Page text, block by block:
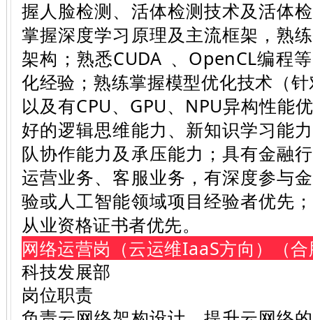
握人脸检测、活体检测技术及活体
掌握深度学习原理及主流框架，熟
架构；熟悉CUDA 、OpenCL编程
化经验；熟练掌握模型优化技术（
以及有CPU、GPU、NPU异构性能
好的逻辑思维能力、新知识学习能
队协作能力及承压能力；具有金融
运营业务、客服业务，有深度参与
验或人工智能领域项目经验者优先
从业资格证书者优先。
网络运营岗（云运维IaaS方向）（
科技发展部
岗位职责